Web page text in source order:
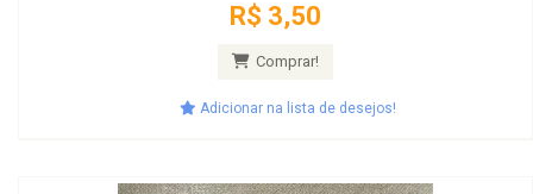
R$ 3,50
Comprar!
Adicionar na lista de desejos!